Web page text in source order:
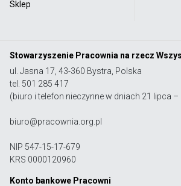
Sklep
Stowarzyszenie Pracownia na rzecz
ul. Jasna 17, 43-360 Bystra, Polska
tel. 501 285 417
(biuro i telefon nieczynne w dniach 21 lipca –
biuro@pracownia.org.pl
NIP 547-15-17-679
KRS 0000120960
Konto bankowe Pracowni